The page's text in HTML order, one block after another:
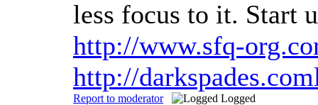
less focus to it. Start
http://www.sfq-
http://
Report to moderator Logged